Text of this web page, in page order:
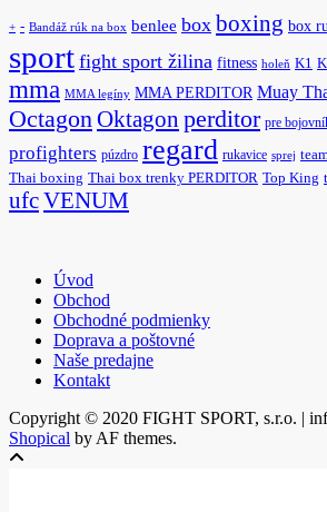
+ - Bandáž rúk na box benlee box boxing box
sport fight sport žilina fitness holeň K1
mma MMA legíny MMA PERDITOR Muay
Octagon Oktagon perditor pre
profighters púzdro regard rukavice sprej
Thai boxing Thai box trenky PERDITOR Top King
ufcVENUM
Úvod
Obchod
Obchodné podmienky
Doprava a poštovné
Naše predajne
Kontakt
Copyright © 2020 FIGHT SPORT, s.r.o. |
Shopical by AF themes.